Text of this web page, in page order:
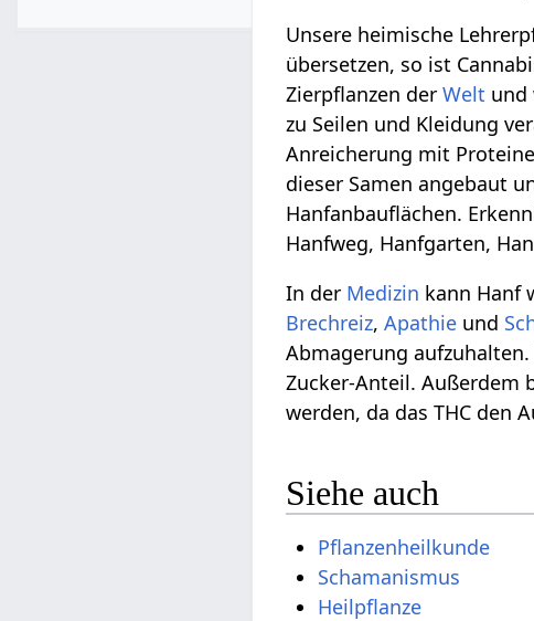
Unsere heimische
übersetzen, so ist
Zierpflanzen derWelt und
zu Seilen und Kleidung
Anreicherung mit
dieser Samen angebaut
Hanfanbauflächen.
Hanfweg, Hanfgarten,
In der Medizin kann Hanf
Brechreiz,Apathie und
Abmagerung
Zucker-Anteil. Außerdem
werden, da das THC den
Siehe auch
Pflanzenheilkunde
Schamanismus
Heilpflanze